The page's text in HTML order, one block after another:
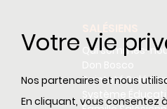
Votre vie
Nos partenaires et nous
En cliquant, vous consentez
Qui sommes-
Sainteté
Système Éducatif